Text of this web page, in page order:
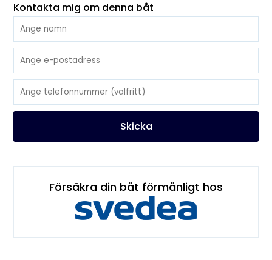
Kontakta mig om denna båt
Skicka
Försäkra din båt förmånligt hos